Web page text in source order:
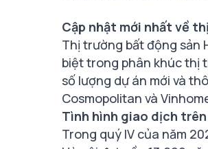
Cập nhật mới nhất về
Thị trường bất động sản
biệt trong phân khúc thị
số lượng dự án mới và
Cosmopolitan và
Tình hình giao dịch
Trong quý IV của năm